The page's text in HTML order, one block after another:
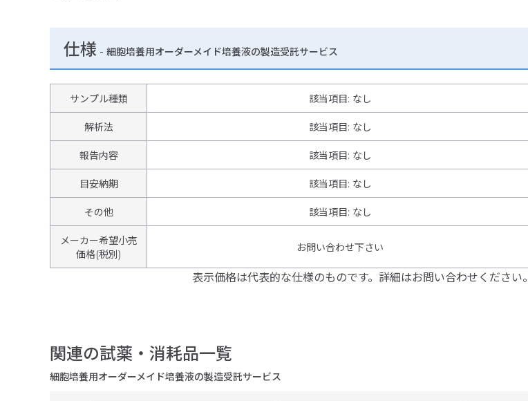
仕様 - 細胞培養用オーダーメイド培養液の製造受託サービス
サンプル種類 該当項目: なし
解析法 該当項目: なし
報告内容 該当項目: なし
目安納期 該当項目: なし
その他 該当項目: なし
メーカー希望小売
価格(税別)
お問い合わせ下さい
表示価格は代表的な仕様のものです。詳細はお問い合わせください。
関連の試薬・消耗品一覧
細胞培養用オーダーメイド培養液の製造受託サービス